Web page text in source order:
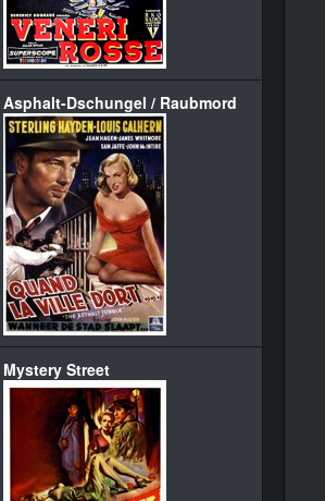
Asphalt-Dschungel / Raubmord
Mystery Street